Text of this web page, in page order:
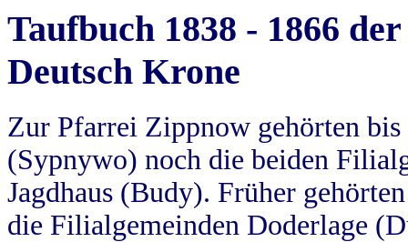
Taufbuch 1838 - 1866
Deutsch Krone
Zur Pfarrei Zippnow gehörten
(Sypnywo) noch die beiden
Jagdhaus (Budy). Früher
die Filialgemeinden Doderlage